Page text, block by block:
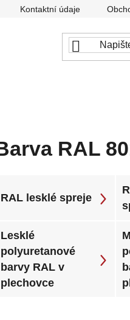
Kontaktní údaje
RAL
RAL lesklé spreje
Lesklé
polyuretanové
barvy RAL v
plechovce